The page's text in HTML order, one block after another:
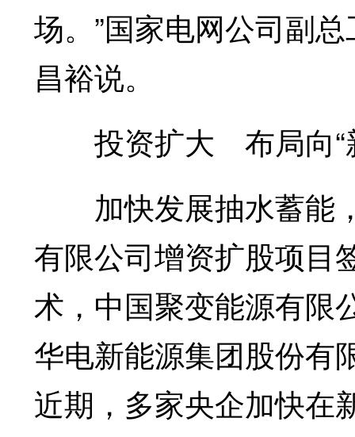
场。”国家电网公司副
昌裕说。
投资扩大 布局向“
加快发展抽水蓄能
有限公司增资扩股项目
术，中国聚变能源有限
华电新能源集团股份
近期，多家央企加快在